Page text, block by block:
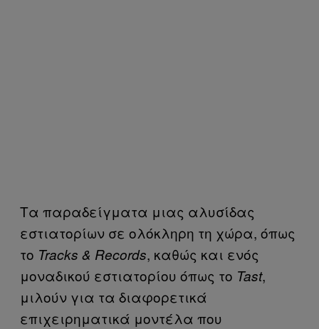
Τα παραδείγματα μιας αλυσίδας
εστιατορίων σε ολόκληρη τη χώρα, όπως
το Tracks & Records, καθώς και ενός
μοναδικού εστιατορίου όπως το Tast,
μιλούν για τα διαφορετικά
επιχειρηματικά μοντέλα που